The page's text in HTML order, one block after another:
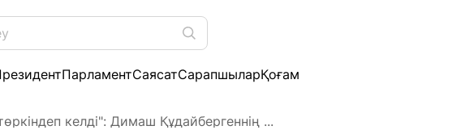
ПарламентСаясатСарапшыларҚоғам
келді": Димаш Құдайбергеннің ...